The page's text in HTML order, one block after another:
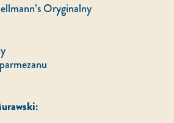
Oryginalny